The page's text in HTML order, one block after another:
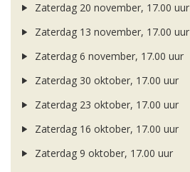
Zaterdag 20 november, 17.00 uur
Zaterdag 13 november, 17.00 uur
Zaterdag 6 november, 17.00 uur
Zaterdag 30 oktober, 17.00 uur
Zaterdag 23 oktober, 17.00 uur
Zaterdag 16 oktober, 17.00 uur
Zaterdag 9 oktober, 17.00 uur